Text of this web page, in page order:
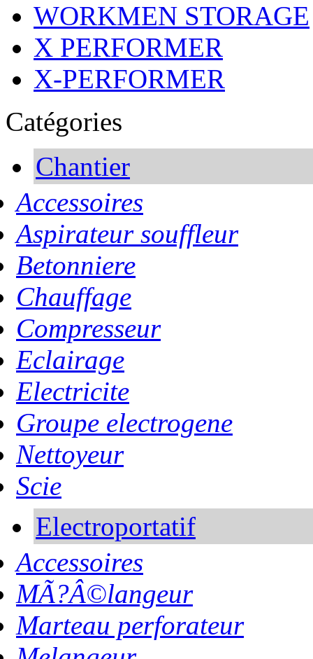
WORKMEN STORAGE
X PERFORMER
X-PERFORMER
Catégories
Chantier
Accessoires
Aspirateur souffleur
Betonniere
Chauffage
Compresseur
Eclairage
Electricite
Groupe electrogene
Nettoyeur
Scie
Electroportatif
Accessoires
MÃ?Â©langeur
Marteau perforateur